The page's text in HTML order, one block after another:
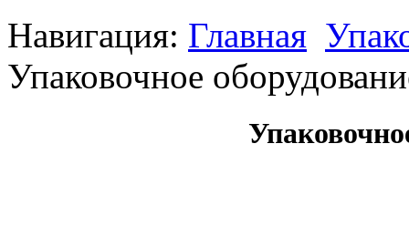
Навигация: Главная
Упаковочное
http://www.joomla3x.ru/joomla3-